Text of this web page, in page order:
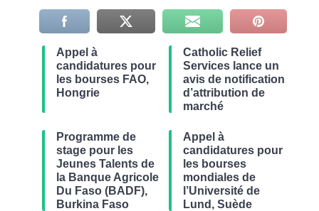
Appel à
candidatures pour
les bourses FAO,
Hongrie
Catholic Relief
Services lance un
avis de notification
d’attribution de
marché
Programme de
stage pour les
Jeunes Talents de
la Banque Agricole
Du Faso (BADF),
Burkina Faso
Appel à
candidatures pour
les bourses
mondiales de
l’Université de
Lund, Suède